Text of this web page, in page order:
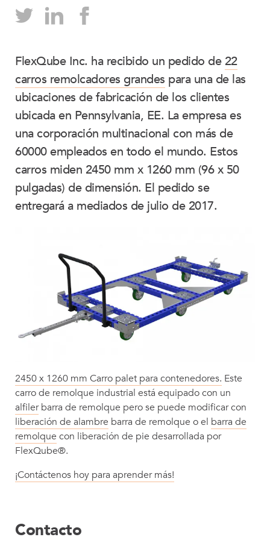
FlexQube Inc. ha recibido un pedido de 22
carros remolcadores grandes para una de las
ubicaciones de fabricación de los clientes
ubicada en Pennsylvania, EE. La empresa es
una corporación multinacional con más de
60000 empleados en todo el mundo. Estos
carros miden 2450 mm x 1260 mm (96 x 50
pulgadas) de dimensión. El pedido se
entregará a mediados de julio de 2017.
2450 x 1260 mm Carro palet para contenedores. Este
carro de remolque industrial está equipado con un
alfilerbarra de remolque pero se puede modificar con
liberación de alambre barra de remolque o el barra de
remolque con liberación de pie desarrollada por
FlexQube®.
¡Contáctenos hoy para aprender más!
Contacto